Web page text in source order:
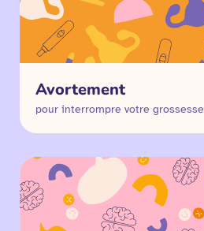
Avortement
pour interrompre votre grossesse